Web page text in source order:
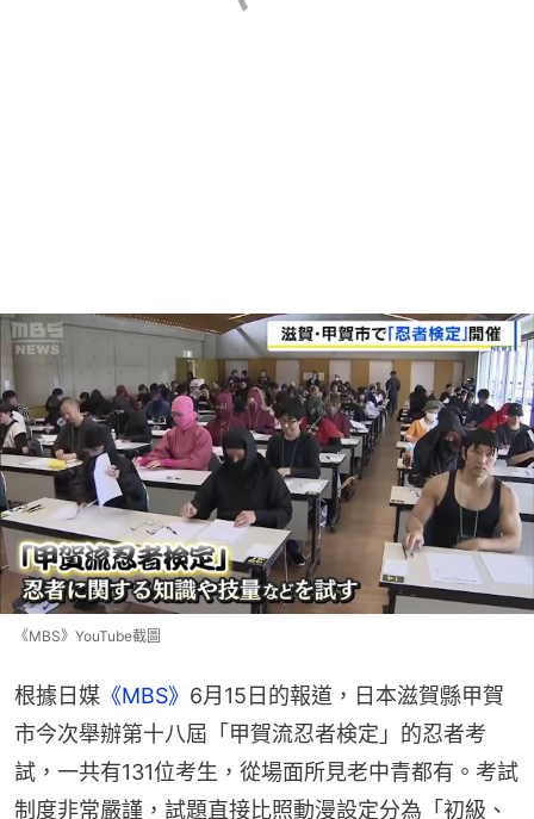
《MBS》YouTube截圖
根據日媒 《MBS》 6月15日的報道，日本滋賀縣甲賀
市今次舉辦第十八屆「甲賀流忍者検定」的忍者考
試，一共有131位考生，從場面所見老中青都有。考試
制度非常嚴謹，試題直接比照動漫設定分為「初級、